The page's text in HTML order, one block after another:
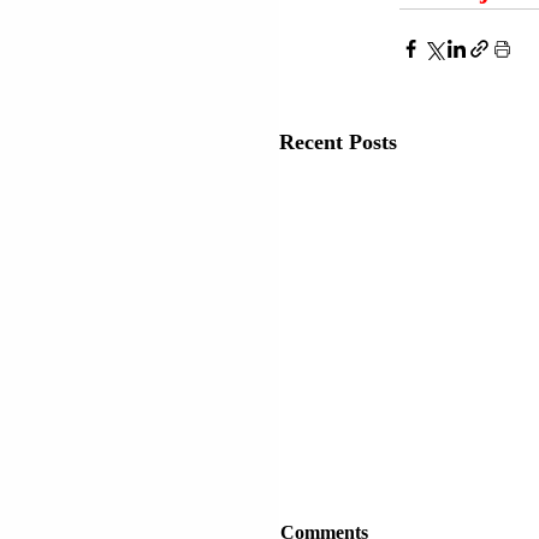
Recent Posts
Comments